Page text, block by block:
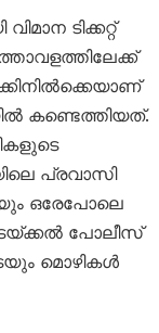
ടിക്കറ്റ്
കണ്ടെത്തിയത്.
പ്രവാസി
ഒരേപോലെ
പോലീസ്
മൊഴികൾ